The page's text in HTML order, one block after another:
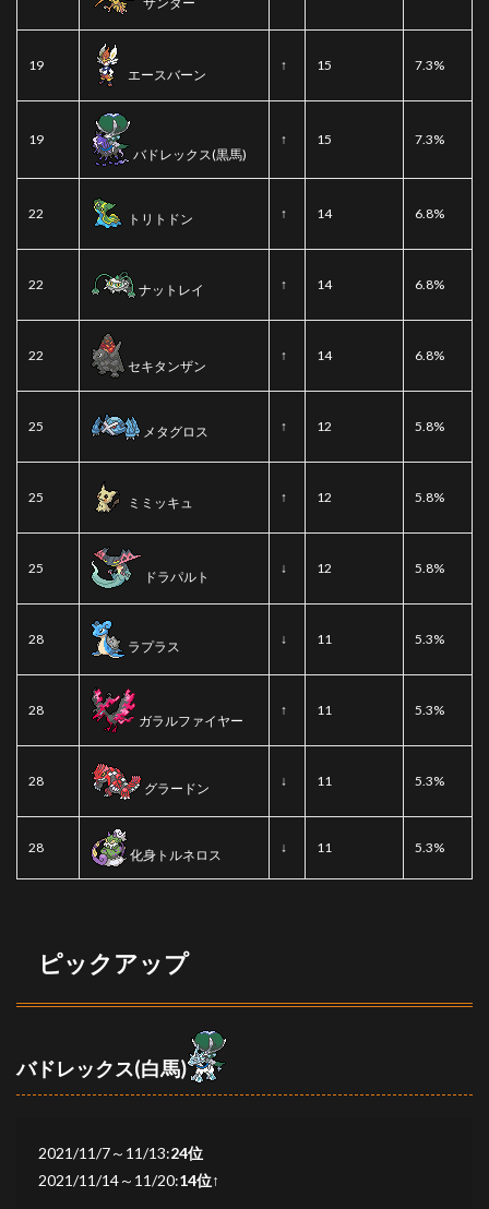
19
エースバーン
↑ 15 7.3%
19
バドレックス(黒馬)
↑ 15 7.3%
22 トリトドン ↑ 14 6.8%
22 ナットレイ ↑ 14 6.8%
22
セキタンザン
↑ 14 6.8%
25 メタグロス ↑ 12 5.8%
25 ミミッキュ ↑ 12 5.8%
25
ドラパルト
↓ 12 5.8%
28 ラプラス ↓ 11 5.3%
28
ガラルファイヤー
↑ 11 5.3%
28 グラードン ↓ 11 5.3%
28 化身トルネロス ↓ 11 5.3%
ピックアップ
バドレックス(白馬)
2021/11/7～11/13:24位
2021/11/14～11/20:14位↑